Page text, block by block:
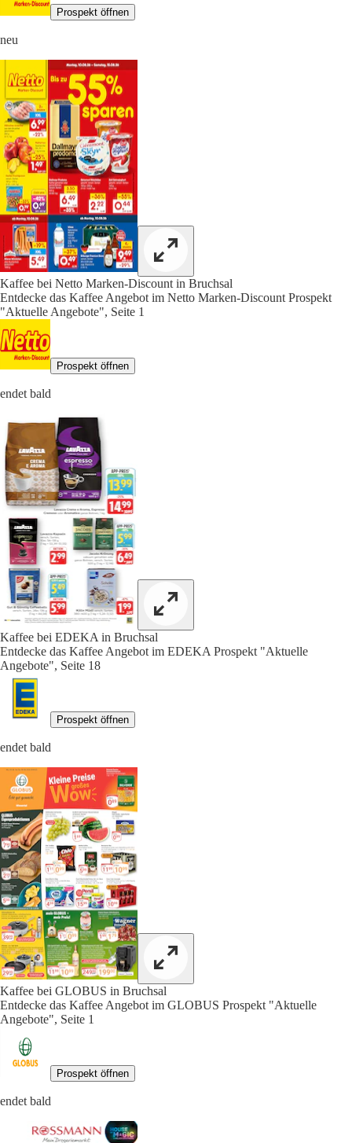
Prospekt öffnen
neu
Kaffee bei Netto Marken-Discount in Bruchsal
Entdecke das Kaffee Angebot im Netto Marken-Discount Prospekt
"Aktuelle Angebote", Seite 1
Prospekt öffnen
endet bald
Kaffee bei EDEKA in Bruchsal
Entdecke das Kaffee Angebot im EDEKA Prospekt "Aktuelle
Angebote", Seite 18
Prospekt öffnen
endet bald
Kaffee bei GLOBUS in Bruchsal
Entdecke das Kaffee Angebot im GLOBUS Prospekt "Aktuelle
Angebote", Seite 1
Prospekt öffnen
endet bald